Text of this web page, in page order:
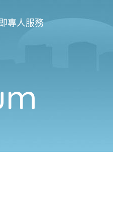
專人服務